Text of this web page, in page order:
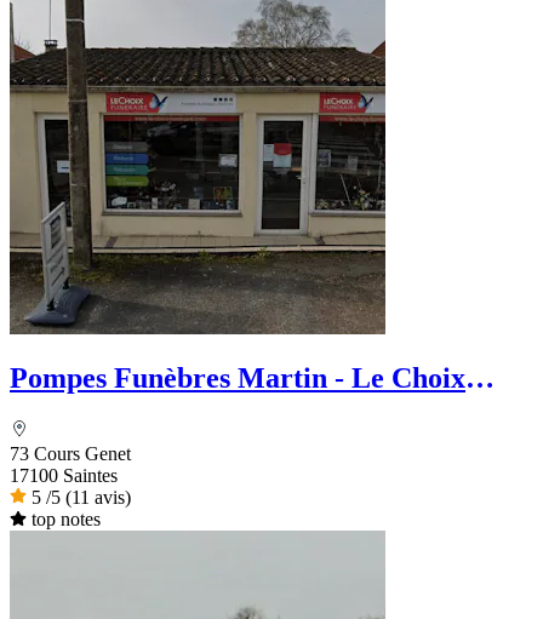
Pompes Funèbres Martin - Le Choix
73 Cours Genet
17100 Saintes
5 /5 (11 avis)
top notes